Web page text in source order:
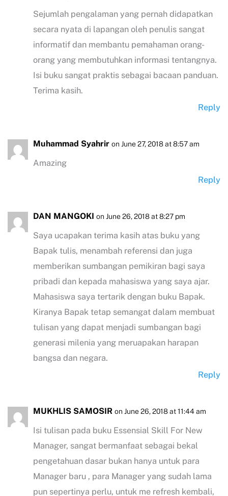
Sejumlah pengalaman yang pernah didapatkan
secara nyata di lapangan oleh penulis sangat
informatif dan membantu pemahaman orang-
orang yang membutuhkan informasi tentangnya.
Isi buku sangat praktis sebagai bacaan panduan.
Terima kasih.
Reply
Muhammad Syahrir on June 27, 2018 at 8:57 am
Amazing
Reply
DAN MANGOKI on June 26, 2018 at 8:27 pm
Saya ucapakan terima kasih atas buku yang
Bapak tulis, menambah referensi dan juga
memberikan sumbangan pemikiran bagi saya
pribadi dan kepada mahasiswa yang saya ajar.
Mahasiswa saya tertarik dengan buku Bapak.
Kiranya Bapak tetap semangat dalam membuat
tulisan yang dapat menjadi sumbangan bagi
generasi milenia yang meruapakan harapan
bangsa dan negara.
Reply
MUKHLIS SAMOSIR on June 26, 2018 at 11:44 am
Isi tulisan pada buku Essensial Skill For New
Manager, sangat bermanfaat sebagai bekal
pengetahuan dasar bukan hanya untuk para
Manager baru , para Manager yang sudah lama
pun sepertinya perlu, untuk me refresh kembali,